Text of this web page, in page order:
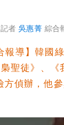
海警！全
記者吳惠菁 綜合
報導】韓
聖徒》、
方偵辦，他